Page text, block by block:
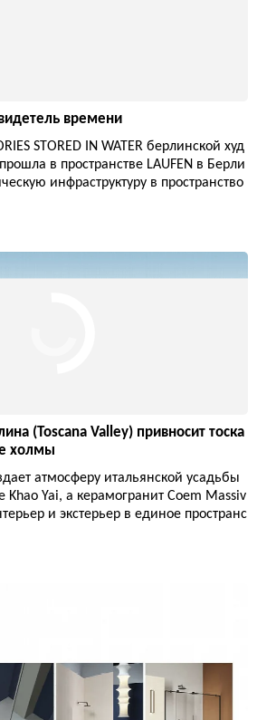
времени
STORED IN WATER берлинской худ
в пространстве LAUFEN в Берли
инфраструктуру в пространство
(Toscana Valley) привносит тоска
холмы
атмосферу итальянской усадьбы
Khao Yai, а керамогранит Coem Massiv
и экстерьер в единое пространс